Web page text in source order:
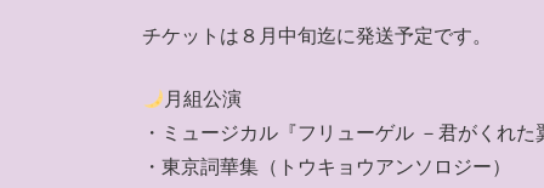
チケットは８月中旬迄に発送予定です。
月組公演
・ミュージカル『フリューゲル －君がくれた
・東京詞華集（トウキョウアンソロジー）